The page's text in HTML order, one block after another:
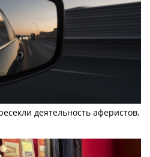
деятельность аферистов,